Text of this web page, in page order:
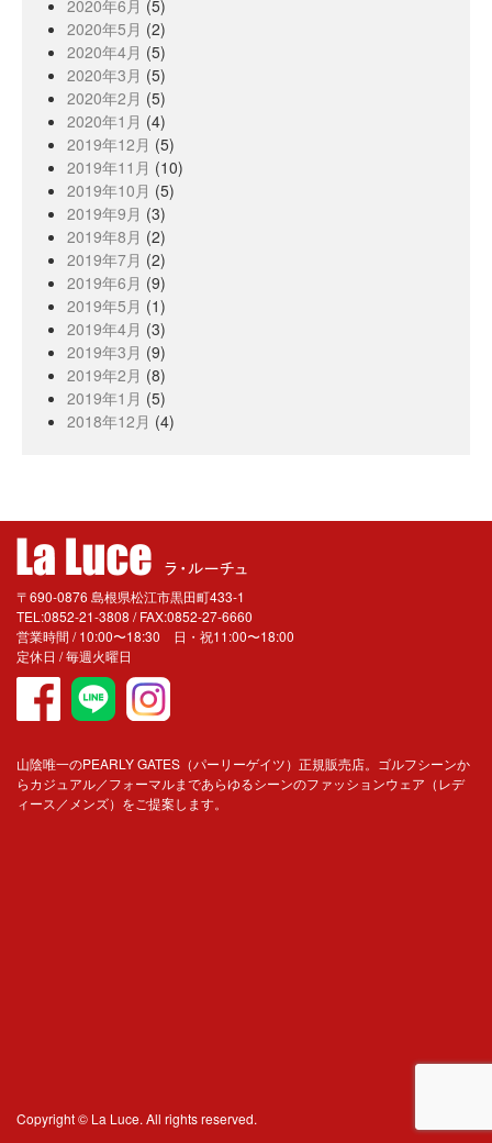
2020年6月 (5)
2020年5月 (2)
2020年4月 (5)
2020年3月 (5)
2020年2月 (5)
2020年1月 (4)
2019年12月 (5)
2019年11月 (10)
2019年10月 (5)
2019年9月 (3)
2019年8月 (2)
2019年7月 (2)
2019年6月 (9)
2019年5月 (1)
2019年4月 (3)
2019年3月 (9)
2019年2月 (8)
2019年1月 (5)
2018年12月 (4)
〒690-0876 島根県松江市黒田町433-1
TEL:0852-21-3808 / FAX:0852-27-6660
営業時間 / 10:00〜18:30 日・祝11:00〜18:00
定休日 / 毎週火曜日
山陰唯一のPEARLY GATES（パーリーゲイツ）正規販売店。ゴルフシーンか
らカジュアル／フォーマルまであらゆるシーンのファッションウェア（レデ
ィース／メンズ）をご提案します。
Copyright © La Luce. All rights reserved.